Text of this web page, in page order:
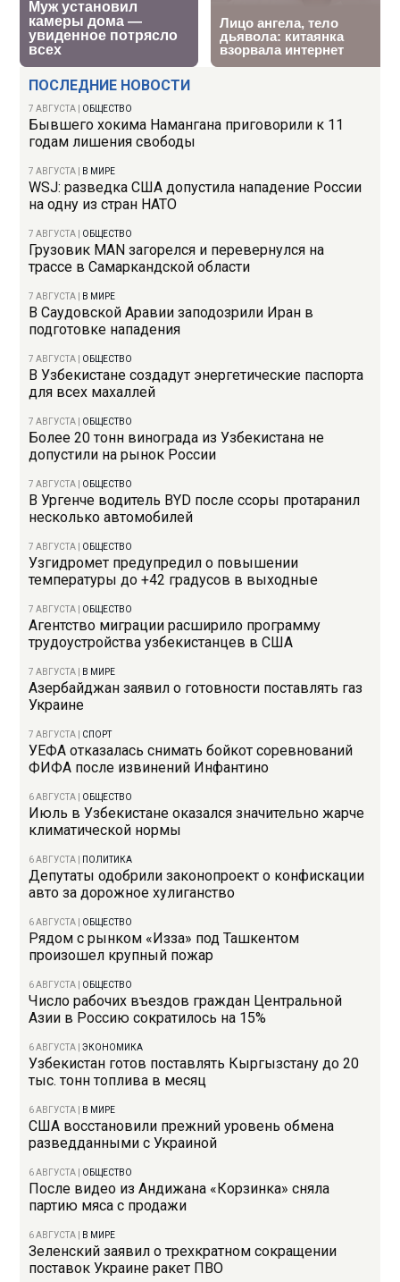
ПОСЛЕДНИЕ НОВОСТИ
7 АВГУСТА ОБЩЕСТВО
Бывшего хокима Намангана приговорили к 11
годам лишения свободы
7 АВГУСТА В МИРЕ
WSJ: разведка США допустила нападение России
на одну из стран НАТО
7 АВГУСТА ОБЩЕСТВО
Грузовик MAN загорелся и перевернулся на
трассе в Самаркандской области
7 АВГУСТА В МИРЕ
В Саудовской Аравии заподозрили Иран в
подготовке нападения
7 АВГУСТА ОБЩЕСТВО
В Узбекистане создадут энергетические паспорта
для всех махаллей
7 АВГУСТА ОБЩЕСТВО
Более 20 тонн винограда из Узбекистана не
допустили на рынок России
7 АВГУСТА ОБЩЕСТВО
В Ургенче водитель BYD после ссоры протаранил
несколько автомобилей
7 АВГУСТА ОБЩЕСТВО
Узгидромет предупредил о повышении
температуры до +42 градусов в выходные
7 АВГУСТА ОБЩЕСТВО
Агентство миграции расширило программу
трудоустройства узбекистанцев в США
7 АВГУСТА В МИРЕ
Азербайджан заявил о готовности поставлять газ
Украине
7 АВГУСТА СПОРТ
УЕФА отказалась снимать бойкот соревнований
ФИФА после извинений Инфантино
6 АВГУСТА ОБЩЕСТВО
Июль в Узбекистане оказался значительно жарче
климатической нормы
6 АВГУСТА ПОЛИТИКА
Депутаты одобрили законопроект о конфискации
авто за дорожное хулиганство
6 АВГУСТА ОБЩЕСТВО
Рядом с рынком «Изза» под Ташкентом
произошел крупный пожар
6 АВГУСТА ОБЩЕСТВО
Число рабочих въездов граждан Центральной
Азии в Россию сократилось на 15%
6 АВГУСТА |ЭКОНОМИКА
Узбекистан готов поставлять Кыргызстану до 20
тыс. тонн топлива в месяц
6 АВГУСТА В МИРЕ
США восстановили прежний уровень обмена
разведданными с Украиной
6 АВГУСТА ОБЩЕСТВО
После видео из Андижана «Корзинка» сняла
партию мяса с продажи
6 АВГУСТА В МИРЕ
Зеленский заявил о трехкратном сокращении
поставок Украине ракет ПВО